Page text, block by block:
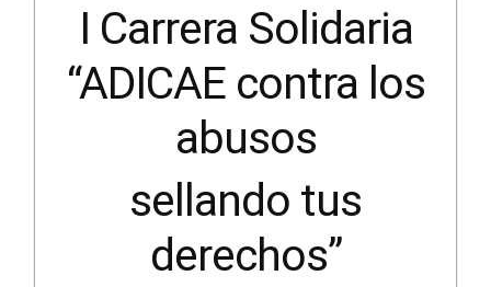
I Carrera Solidaria
“ADICAE contra los
abusos
sellando tus
derechos”